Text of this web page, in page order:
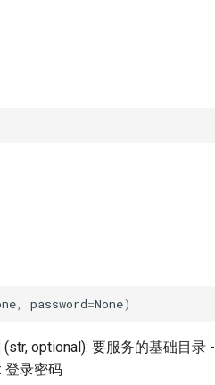
password=None)
(str, optional): 要服务的基础目录 -
登录密码